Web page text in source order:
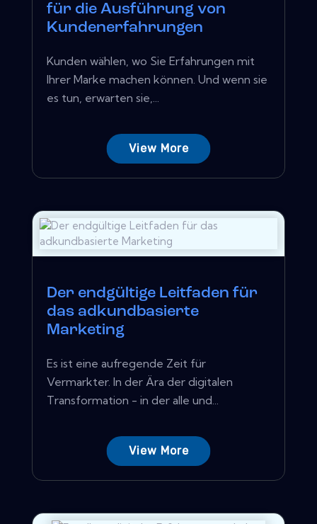
für die Ausführung von
Kundenerfahrungen
Kunden wählen, wo Sie Erfahrungen mit
Ihrer Marke machen können. Und wenn sie
es tun, erwarten sie,...
View More
Der endgültige Leitfaden für
das adkundbasierte
Marketing
Es ist eine aufregende Zeit für
Vermarkter. In der Ära der digitalen
Transformation - in der alle und...
View More